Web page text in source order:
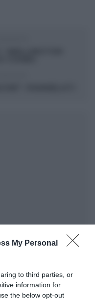
My Personal
to third parties, or
information for
the below opt-out